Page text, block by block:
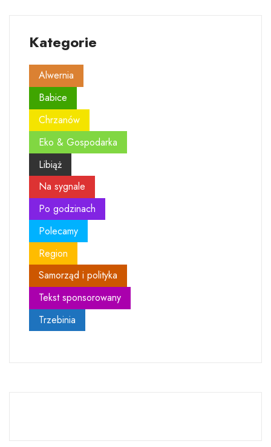
Kategorie
Alwernia
Babice
Chrzanów
Eko & Gospodarka
Libiąż
Na sygnale
Po godzinach
Polecamy
Region
Samorząd i polityka
Tekst sponsorowany
Trzebinia